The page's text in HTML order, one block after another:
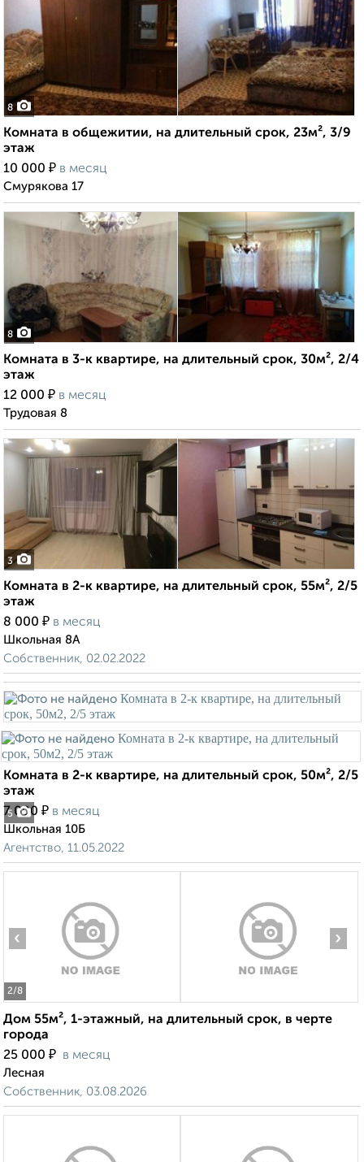
8
Комната в общежитии, на длительный срок, 23м², 3/9
этаж
10 000 ₽ в месяц
Смурякова 17
8
Комната в 3-к квартире, на длительный срок, 30м², 2/4
этаж
12 000 ₽ в месяц
Трудовая 8
3
Комната в 2-к квартире, на длительный срок, 55м², 2/5
этаж
8 000 ₽ в месяц
Школьная 8А
Собственник, 02.02.2022
5
Комната в 2-к квартире, на длительный срок, 50м², 2/5
этаж
7 000 ₽ в месяц
Школьная 10Б
Агентство, 11.05.2022
2/8
‹ ›
Дом 55м², 1-этажный, на длительный срок, в черте
города
25 000 ₽ в месяц
Лесная
Собственник, 03.08.2026